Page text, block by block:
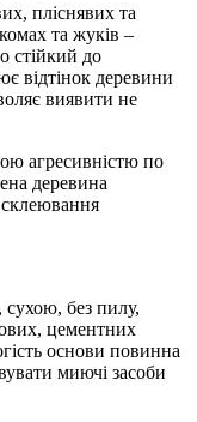
пліснявих та
та жуків –
стійкий до
відтінок деревини
виявити не
агресивністю по
деревина
без пилу,
цементних
основи повинна
миючі засоби